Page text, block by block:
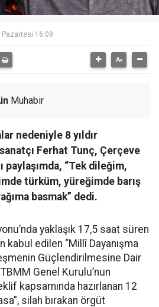
16:09
Muhabir
nedeniyle 8 yıldır
Ferhat Tunç, Çerçeve
paylaşımda, “Tek dileğim,
türküm, yüreğimde barış
basmak” dedi.
yaklaşık 17,5 saat süren
kabul edilen “Millî Dayanışma
Güçlendirilmesine Dair
Genel Kurulu’nun
kapsamında hazırlanan 12
silah bırakan örgüt